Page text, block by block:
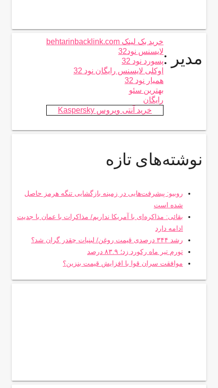
مدیر :
خرید بک لینک behtarinbacklink.com
لایسنس نود32
پسورد نود 32
اوکلی لایسنس رایگان نود 32
همیار نود 32
بهترین سئو
رایگان
خرید آنتی ویروس Kaspersky
نوشته‌های تازه
روبیو: پیشرفت‌هایی در زمینه بازگشایی تنگه هرمز حاصل
شده است
بقائی: مذاکره‌ای با آمریکا نداریم/ مذاکرات با عمان با جدیت
ادامه دارد
رشد ۳۴۴ درصدی قیمت روغن/ لبنیات چقدر گران شد؟
تورم تیر ماه رکورد زد؛ ۸۳.۹ درصد
موافقت سران قوا با افزایش قیمت بنزین؟